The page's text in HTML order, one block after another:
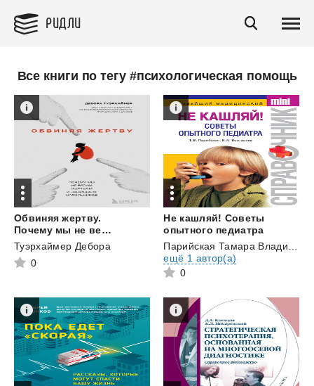
РИДЛИ
Все книги по тегу #психологическая помощь
Обвиняя жертву.
Почему мы не верим жертвам и защищаем насильников
Туэрхаймер Дебора
0
Не кашляй! Советы
опытного педиатра
ещё 1 автор(а)
0